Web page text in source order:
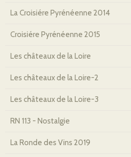
La Croisiére Pyrénéenne 2014
Croisiére Pyrénéenne 2015
Les châteaux de la Loire
Les châteaux de la Loire-2
Les châteaux de la Loire-3
RN 113 - Nostalgie
La Ronde des Vins 2019